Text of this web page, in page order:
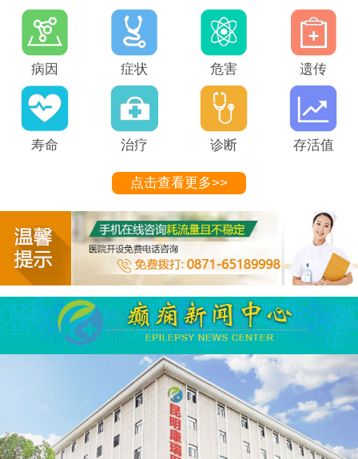
病因 症状 危害 遗传
寿命 治疗 诊断 存活值
点击查看更多>>